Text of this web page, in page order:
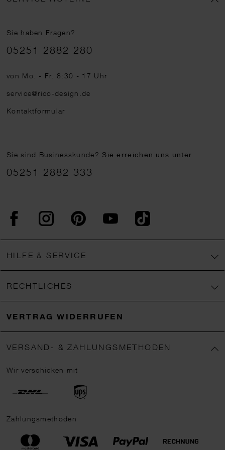
Sie haben Fragen?
Telefonnummer
05251 2882 280
von Mo. - Fr. 8:30 - 17 Uhr
service@rico-design.de
Kontaktformular
Sie sind Businesskunde?Sie erreichen uns unter
05251 2882 333
FacebookInstagram PinterestYouTubeTikTok
HILFE & SERVICE
RECHTLICHES
VERTRAG WIDERRUFEN
VERSAND- & ZAHLUNGSMETHODEN
Wir verschicken mit
Zahlungsmethoden